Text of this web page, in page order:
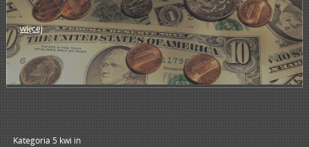
więcej
Kategoria 5 kwiin